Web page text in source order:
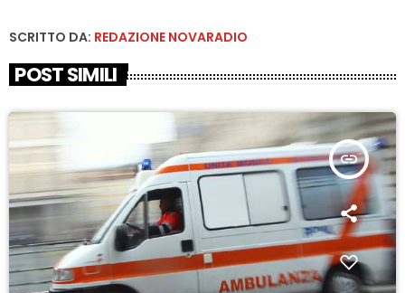
SCRITTO DA: REDAZIONE NOVARADIO
POST SIMILI
insert_link